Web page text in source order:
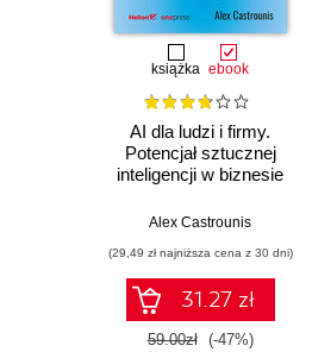
książka ebook
AI dla ludzi i firmy.
Potencjał sztucznej
inteligencji w biznesie
Alex Castrounis
(29,49 zł najniższa cena z 30 dni)
31.27 zł
59.00zł (-47%)